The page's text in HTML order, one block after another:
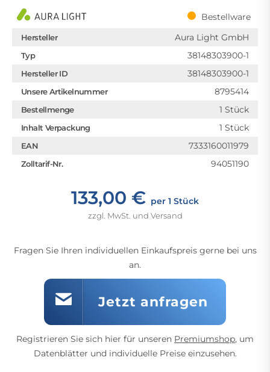
Bestellware
Hersteller Aura Light GmbH
Typ 38148303900-1
Hersteller ID 38148303900-1
Unsere Artikelnummer 8795414
Bestellmenge 1 Stück
Inhalt Verpackung 1 Stück
EAN 7333160011979
Zolltarif-Nr. 94051190
133,00 € per 1 Stück
zzgl. MwSt. und Versand
Fragen Sie Ihren individuellen Einkaufspreis gerne bei uns
an.
Jetzt anfragen
Registrieren Sie sich hier für unseren Premiumshop, um
Datenblätter und individuelle Preise einzusehen.